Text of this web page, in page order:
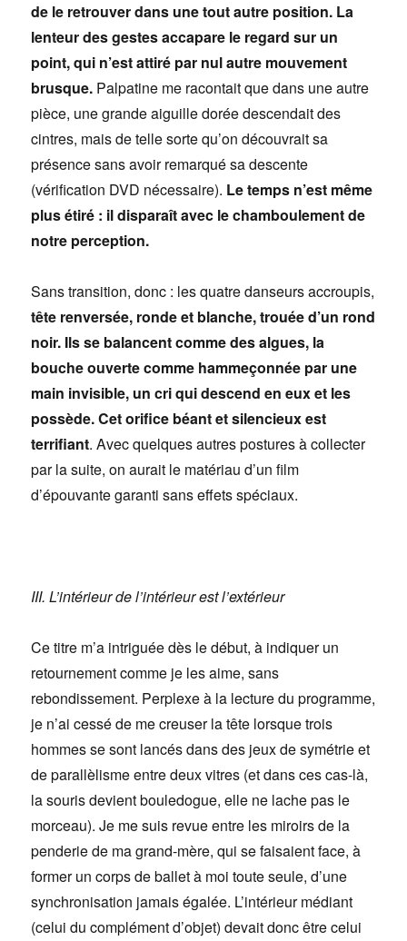
de le retrouver dans une tout autre position. La
lenteur des gestes accapare le regard sur un
point, qui n’est attiré par nul autre mouvement
brusque. Palpatine me racontait que dans une autre
pièce, une grande aiguille dorée descendait des
cintres, mais de telle sorte qu’on découvrait sa
présence sans avoir remarqué sa descente
(vérification DVD nécessaire). Le temps n’est même
plus étiré : il disparaît avec le chamboulement de
notre perception.
Sans transition, donc : les quatre danseurs accroupis,
tête renversée, ronde et blanche, trouée d’un rond
noir. Ils se balancent comme des algues, la
bouche ouverte comme hammeçonnée par une
main invisible, un cri qui descend en eux et les
possède. Cet orifice béant et silencieux est
terrifiant. Avec quelques autres postures à collecter
par la suite, on aurait le matériau d’un film
d’épouvante garanti sans effets spéciaux.
III. L’intérieur de l’intérieur est l’extérieur
Ce titre m’a intriguée dès le début, à indiquer un
retournement comme je les aime, sans
rebondissement. Perplexe à la lecture du programme,
je n’ai cessé de me creuser la tête lorsque trois
hommes se sont lancés dans des jeux de symétrie et
de parallèlisme entre deux vitres (et dans ces cas-là,
la souris devient bouledogue, elle ne lache pas le
morceau). Je me suis revue entre les miroirs de la
penderie de ma grand-mère, qui se faisaient face, à
former un corps de ballet à moi toute seule, d’une
synchronisation jamais égalée. L’intérieur médiant
(celui du complément d’objet) devait donc être celui